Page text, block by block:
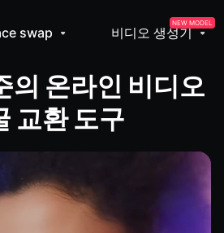
swap 비디오 생성기
NEW MODEL
의 온라인 비디오
교환 도구